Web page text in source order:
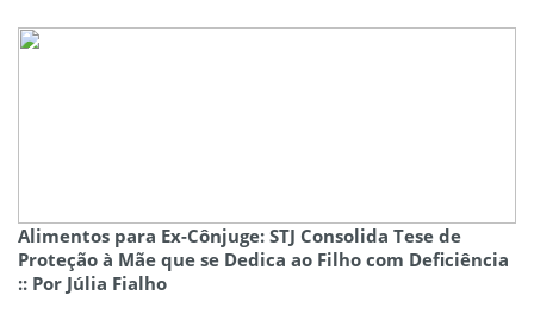
Alimentos para Ex-Cônjuge: STJ Consolida Tese de
Proteção à Mãe que se Dedica ao Filho com Deficiência
:: Por Júlia Fialho